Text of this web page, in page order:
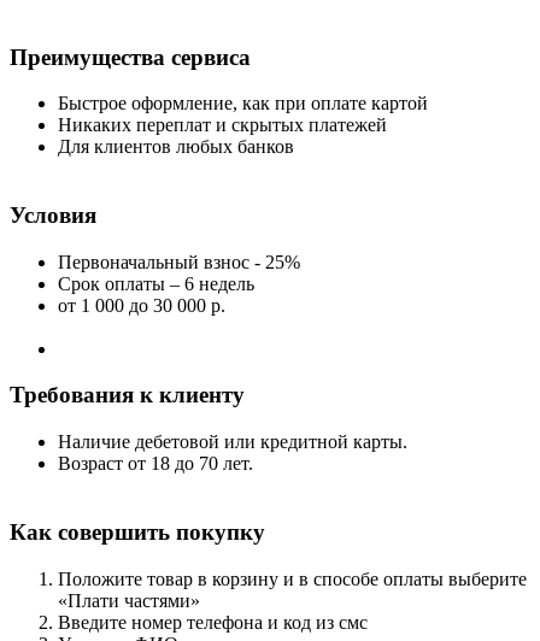
Преимущества сервиса
Быстрое оформление, как при оплате картой
Никаких переплат и скрытых платежей
Для клиентов любых банков
Условия
Первоначальный взнос - 25%
Срок оплаты – 6 недель
от 1 000 до 30 000 р.
Требования к клиенту
Наличие дебетовой или кредитной карты.
Возраст от 18 до 70 лет.
Как совершить покупку
Положите товар в корзину и в способе оплаты выберите
«Плати частями»
Введите номер телефона и код из смс